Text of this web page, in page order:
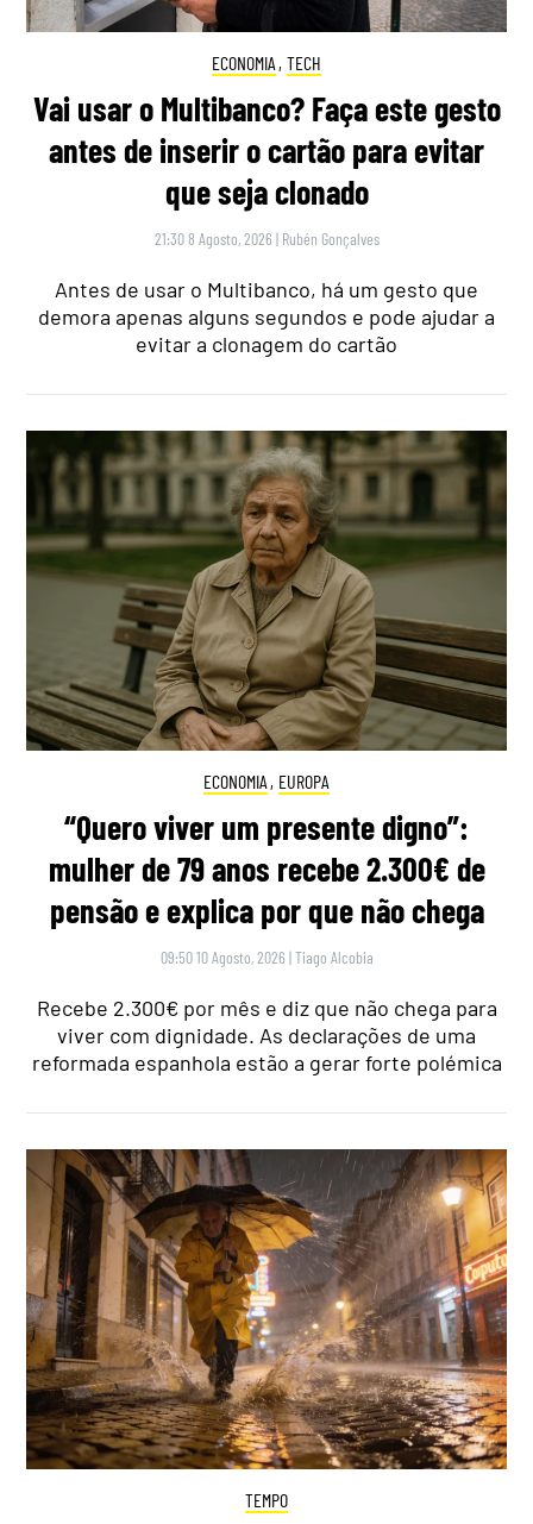
ECONOMIA , TECH
Vai usar o Multibanco? Faça este gesto
antes de inserir o cartão para evitar
que seja clonado
21:30 8 Agosto, 2026 | Rubén Gonçalves
Antes de usar o Multibanco, há um gesto que
demora apenas alguns segundos e pode ajudar a
evitar a clonagem do cartão
ECONOMIA , EUROPA
“Quero viver um presente digno”:
mulher de 79 anos recebe 2.300€ de
pensão e explica por que não chega
09:50 10 Agosto, 2026 |Tiago Alcobia
Recebe 2.300€ por mês e diz que não chega para
viver com dignidade. As declarações de uma
reformada espanhola estão a gerar forte polémica
TEMPO